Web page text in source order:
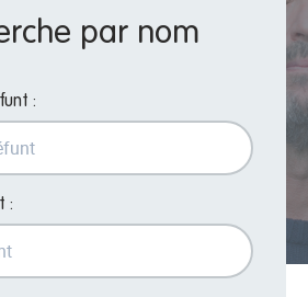
par nom
:
: